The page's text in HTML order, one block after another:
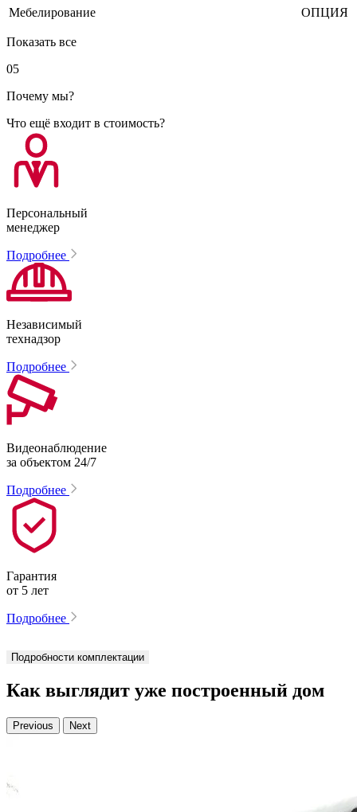
Мебелирование ОПЦИЯ
Показать все
05
Почему мы?
Что ещё входит в стоимость?
Персональный
менеджер
Подробнее
Независимый
технадзор
Подробнее
Видеонаблюдение
за объектом 24/7
Подробнее
Гарантия
от 5 лет
Подробнее
Подробности комплектации
Как выглядит уже построенный дом
Previous Next